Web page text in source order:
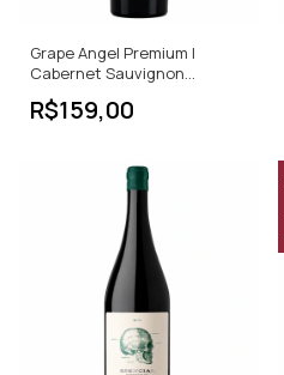
Grape Angel Premium |
Cabernet Sauvignon
Feteasca Neagra | Tinto
Seco | 750ml
R$159,00